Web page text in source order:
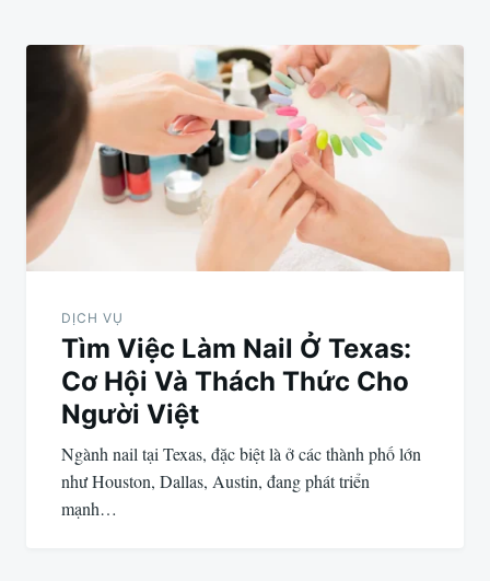
DỊCH VỤ
Tìm Việc Làm Nail Ở Texas:
Cơ Hội Và Thách Thức Cho
Người Việt
Ngành nail tại Texas, đặc biệt là ở các thành phố lớn
như Houston, Dallas, Austin, đang phát triển
mạnh…